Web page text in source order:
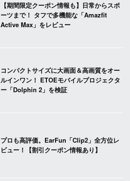
【期間限定クーポン情報も】日常からスポ
ーツまで！ タフで多機能な「Amazfit
Active Max」をレビュー
コンパクトサイズに大画面＆高画質をオー
ルインワン！ ETOEモバイルプロジェクタ
ー「Dolphin 2」を検証
プロも高評価。EarFun「Clip2」全方位レ
ビュー！【割引クーポン情報あり】